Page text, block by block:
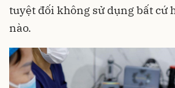
tuyệt đối không sử dụng bất cứ
nào.